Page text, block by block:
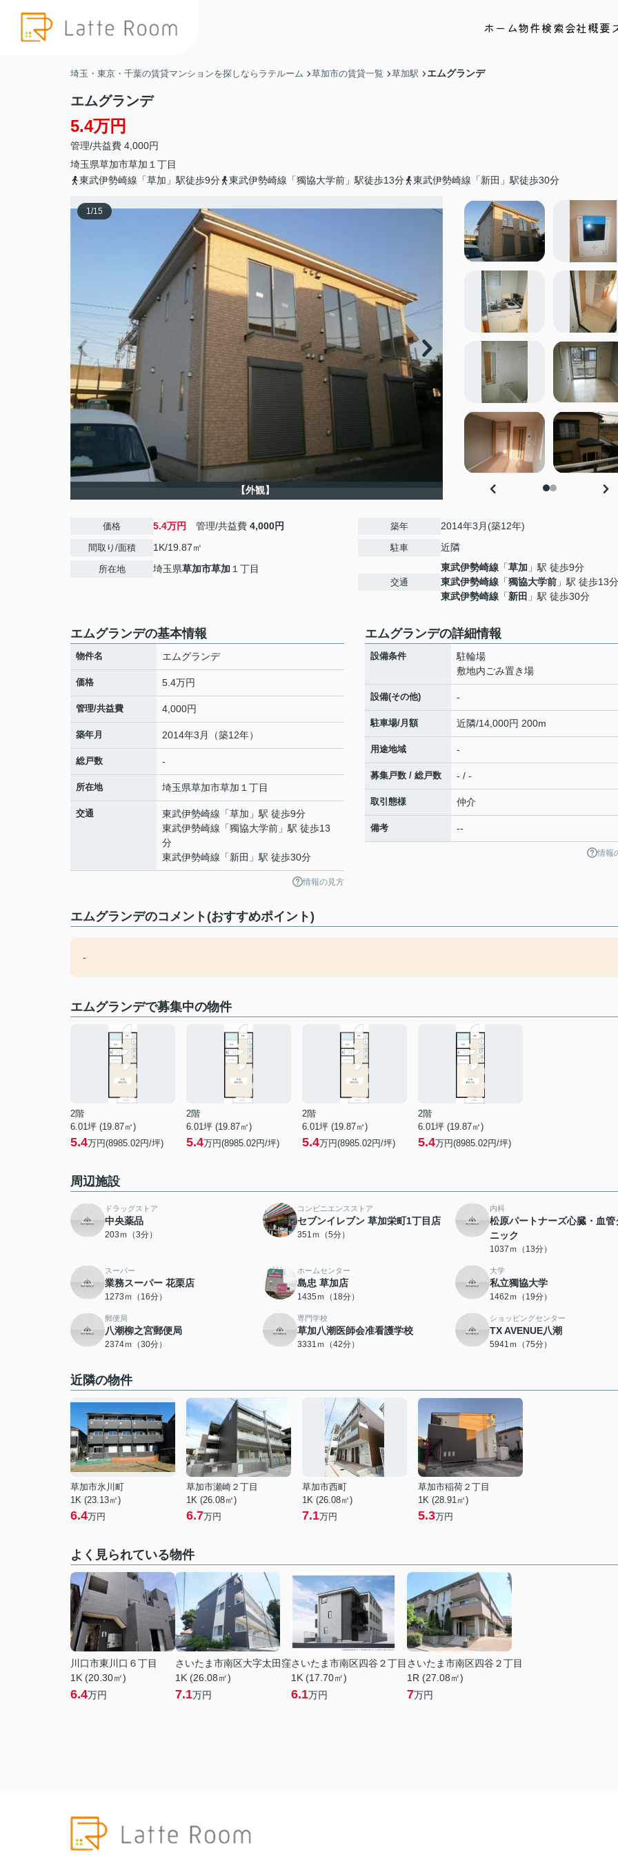
ホーム物件検索会社概要
埼玉・東京・千葉の賃貸マンションを探しならラテルーム 草加市の賃貸一覧 草加駅 エムグランデ
エムグランデ
5.4万円
管理/共益費 4,000円
埼玉県草加市草加 １丁目
東武伊勢崎線「草加」駅徒歩9分
東武伊勢崎線「獨協大学前」駅徒歩13分 東武伊勢崎線「新田」駅徒歩30分
1/15
【外観】
価格 5.4万円 管理/共益費 4,000円
間取り/面積 1K/19.87㎡
所在地 埼玉県草加市草加 １丁目
築年 2014年3月(築12年)
駐車 近隣
交通
東武伊勢崎線 「草加 」駅 徒歩9分
東武伊勢崎線 「獨協大学前 」駅 徒歩13分
東武伊勢崎線 「新田 」駅 徒歩30分
エムグランデの基本情報
物件名 エムグランデ
価格 5.4万円
管理/共益費 4,000円
築年月 2014年3月（築12年）
総戸数 -
所在地 埼玉県草加市草加 １丁目
交通 東武伊勢崎線 「草加 」駅 徒歩9分
東武伊勢崎線 「獨協大学前 」駅 徒歩13
分
東武伊勢崎線 「新田 」駅 徒歩30分
情報の見方
エムグランデの詳細情報
設備条件
駐輪場
敷地内ごみ置き場
設備(その他) -
駐車場/月額 近隣/14,000円 200m
用途地域 -
募集戸数 / 総戸数 - / -
取引態様 仲介
備考 --
情報
エムグランデのコメント(おすすめポイント)
-
エムグランデで募集中の物件
2階
6.01坪 (19.87㎡)
5.4万円(8985.02円/坪)
2階
6.01坪 (19.87㎡)
5.4万円(8985.02円/坪)
2階
6.01坪 (19.87㎡)
5.4万円(8985.02円/坪)
2階
6.01坪 (19.87㎡)
5.4万円(8985.02円/坪)
周辺施設
ドラッグストア
中央薬品
203ｍ（3分）
コンビニエンスストア
セブンイレブン 草加栄町1丁目店
351ｍ（5分）
内科
松原パートナーズ心臓・血管
ニック
1037ｍ（13分）
スーパー
業務スーパー 花栗店
1273ｍ（16分）
ホームセンター
島忠 草加店
1435ｍ（18分）
大学
私立獨協大学
1462ｍ（19分）
郵便局
八潮柳之宮郵便局
2374ｍ（30分）
専門学校
草加八潮医師会准看護学校
3331ｍ（42分）
ショッピングセンター
TX AVENUE八潮
5941ｍ（75分）
近隣の物件
草加市氷川町
1K (23.13㎡)
6.4万円
草加市瀬崎２丁目
1K (26.08㎡)
6.7万円
草加市西町
1K (26.08㎡)
7.1万円
草加市稲荷２丁目
1K (28.91㎡)
5.3万円
よく見られている物件
川口市東川口６丁目
1K (20.30㎡)
6.4万円
さいたま市南区大字太田窪
1K (26.08㎡)
7.1万円
さいたま市南区四谷２丁目
1K (17.70㎡)
6.1万円
さいたま市南区四谷２丁目
1R (27.08㎡)
7万円